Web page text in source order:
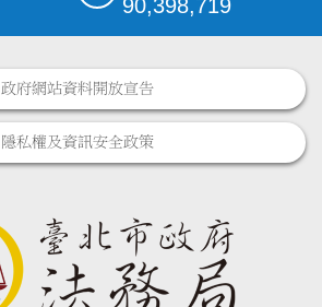
90,398,719
政府網站資料開放宣告
隱私權及資訊安全政策